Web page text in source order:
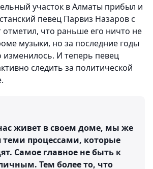
участок в Алматы прибыл и
певец Парвиз Назаров с
отметил, что раньше его ничто не
музыки, но за последние годы
изменилось. И теперь певец
следить за политической
живет в своем доме, мы же
теми процессами, которые
Самое главное не быть к
Тем более то, что